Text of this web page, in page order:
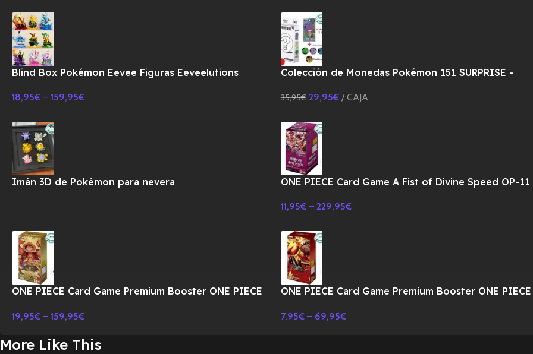
Blind Box Pokémon Eevee Figuras Eeveelutions
18,95€ – 159,95€
Colección de Monedas Pokémon 151 SURPRISE -
35,95€ 29,95€ CAJA
Imán 3D de Pokémon para nevera
ONE PIECE Card Game A Fist of Divine Speed OP-11
11,95€ – 229,95€
ONE PIECE Card Game Premium Booster ONE PIECE
19,95€ – 159,95€
ONE PIECE Card Game Premium Booster ONE PIECE
7,95€ – 69,95€
More Like This